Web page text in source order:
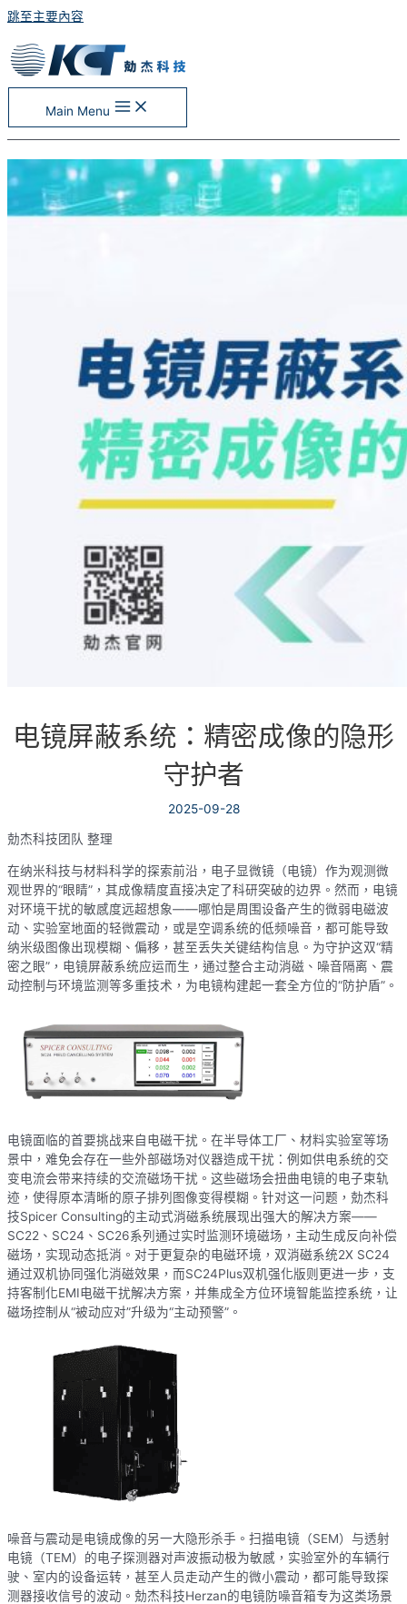
跳至主要內容
Main Menu
电镜屏蔽系统：精密成像的隐形
守护者
2025-09-28
勀杰科技团队 整理
在纳米科技与材料科学的探索前沿，电子显微镜（电镜）作为观测微
观世界的“眼睛”，其成像精度直接决定了科研突破的边界。然而，电镜
对环境干扰的敏感度远超想象——哪怕是周围设备产生的微弱电磁波
动、实验室地面的轻微震动，或是空调系统的低频噪音，都可能导致
纳米级图像出现模糊、偏移，甚至丢失关键结构信息。为守护这双“精
密之眼”，电镜屏蔽系统应运而生，通过整合主动消磁、噪音隔离、震
动控制与环境监测等多重技术，为电镜构建起一套全方位的“防护盾”。
电镜面临的首要挑战来自电磁干扰。在半导体工厂、材料实验室等场
景中，难免会存在一些外部磁场对仪器造成干扰：例如供电系统的交
变电流会带来持续的交流磁场干扰。这些磁场会扭曲电镜的电子束轨
迹，使得原本清晰的原子排列图像变得模糊。针对这一问题，勀杰科
技Spicer Consulting的主动式消磁系统展现出强大的解决方案——
SC22、SC24、SC26系列通过实时监测环境磁场，主动生成反向补偿
磁场，实现动态抵消。对于更复杂的电磁环境，双消磁系统2X SC24
通过双机协同强化消磁效果，而SC24Plus双机强化版则更进一步，支
持客制化EMI电磁干扰解决方案，并集成全方位环境智能监控系统，让
磁场控制从“被动应对”升级为“主动预警”。
噪音与震动是电镜成像的另一大隐形杀手。扫描电镜（SEM）与透射
电镜（TEM）的电子探测器对声波振动极为敏感，实验室外的车辆行
驶、室内的设备运转，甚至人员走动产生的微小震动，都可能导致探
测器接收信号的波动。勀杰科技Herzan的电镜防噪音箱专为这类场景